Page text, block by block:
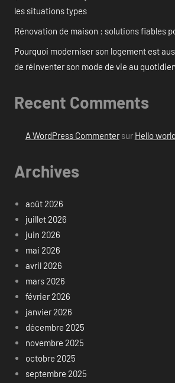
les situations types
Rénovation de maison : solutions fiables
Pourquoi moderniser son logement est
de réinventer son mode de vie au quotidien
Recent Comments
A WordPress Commentersur Hello
Archives
août 2026
juillet 2026
juin 2026
mai 2026
avril 2026
mars 2026
février 2026
janvier 2026
décembre 2025
novembre 2025
octobre 2025
septembre 2025